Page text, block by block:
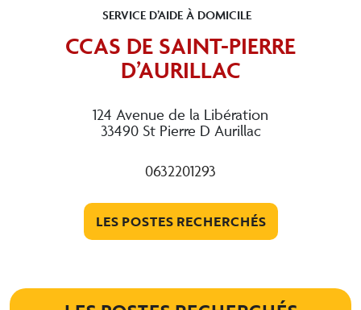
SERVICE D’AIDE À DOMICILE
CCAS DE SAINT-PIERRE
D’AURILLAC
124 Avenue de la Libération
33490 St Pierre D Aurillac
0632201293
LES POSTES RECHERCHÉS